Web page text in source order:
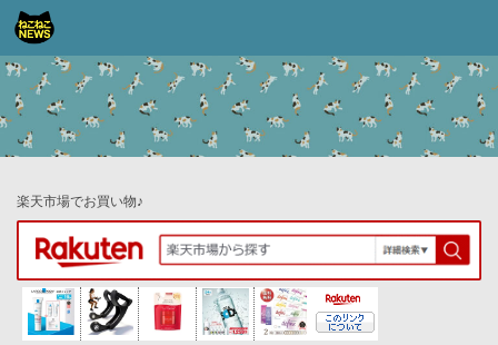
コンテンツへスキップ
楽天市場でお買い物♪